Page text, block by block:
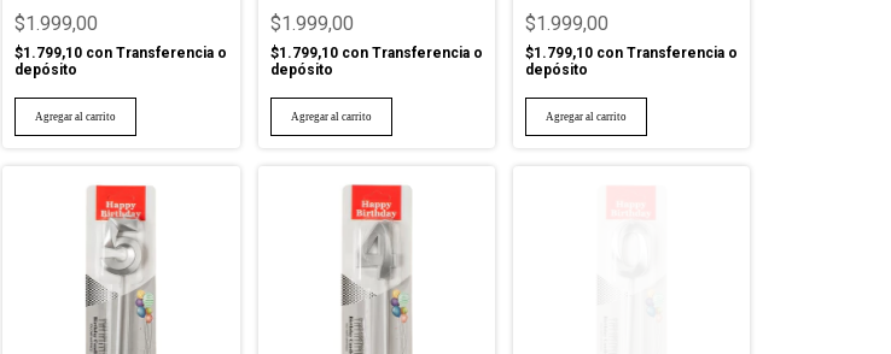
$1.999,00
$1.799,10 con Transferencia o
depósito
$1.999,00
$1.799,10 con Transferencia o
depósito
$1.999,00
$1.799,10 con Transferencia o
depósito